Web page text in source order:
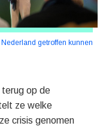
getroffen kunnen
op de
ze welke
crisis genomen